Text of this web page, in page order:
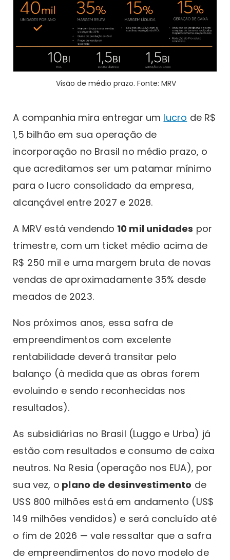
Visão de médio prazo. Fonte: MRV
A companhia mira entregar um lucro de R$
1,5 bilhão em sua operação de
incorporação no Brasil no médio prazo, o
que acreditamos ser um patamar mínimo
para o lucro consolidado da empresa,
alcançável entre 2027 e 2028.
A MRV está vendendo 10 mil unidades por
trimestre, com um ticket médio acima de
R$ 250 mil e uma margem bruta de novas
vendas de aproximadamente 35% desde
meados de 2023.
Nos próximos anos, essa safra de
empreendimentos com excelente
rentabilidade deverá transitar pelo
balanço (à medida que as obras forem
evoluindo e sendo reconhecidas nos
resultados).
As subsidiárias no Brasil (Luggo e Urba) já
estão com resultados e consumo de caixa
neutros. Na Resia (operação nos EUA), por
sua vez, o plano de desinvestimento de
US$ 800 milhões está em andamento (US$
149 milhões vendidos) e será concluído até
o fim de 2026 — vale ressaltar que a safra
de empreendimentos do novo modelo de